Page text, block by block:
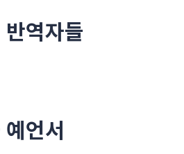
역자들
언서